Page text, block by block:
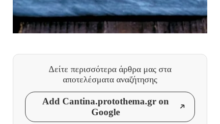
Δείτε περισσότερα άρθρα μας στα
αποτελέσματα αναζήτησης
Add Cantina.protothema.gr on
Google